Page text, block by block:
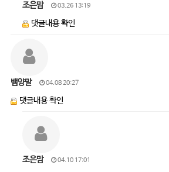
조은맘 03.26 13:19
댓글내용 확인
뱀양말 04.08 20:27
댓글내용 확인
조은맘 04.10 17:01